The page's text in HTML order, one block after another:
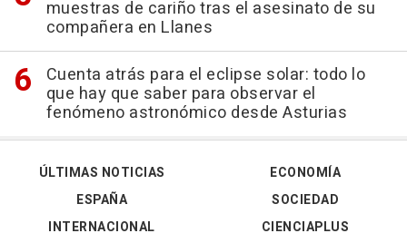
muestras de cariño tras el asesinato de su
compañera en Llanes
Cuenta atrás para el eclipse solar: todo lo
que hay que saber para observar el
fenómeno astronómico desde Asturias
ÚLTIMAS NOTICIAS
ESPAÑA
INTERNACIONAL
ECONOMÍA
SOCIEDAD
CIENCIAPLUS